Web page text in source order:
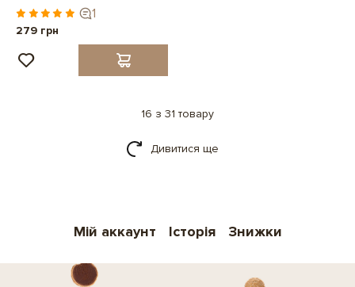
1
279 грн
16 з 31 товару
Дивитися ще
Мій аккаунт Історія Знижки